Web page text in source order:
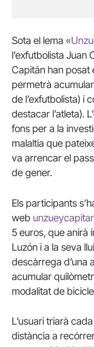
Sota el lema «
l’exfutbolista Juan
Capitán han posat
permetrà
de l’exfutbolista) i
destacar l’atleta).
fons per a la
malaltia que
va arrencar el
de gener.
Els participants
web
5 euros, que anirà
Luzón i a la seva
descàrrega d’una
acumular
modalitat de
L’usuari triarà
distància a